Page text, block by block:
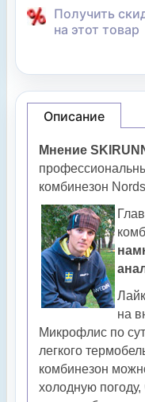
Получить
на этот товар
Описание
Мнение
комбинезон
на
Микрофлис по
легкого
комбинезон
холодную